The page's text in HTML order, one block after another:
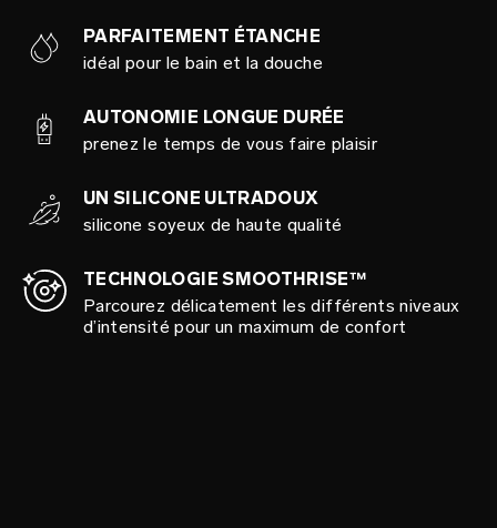
PARFAITEMENT ÉTANCHE
idéal pour le bain et la douche
AUTONOMIE LONGUE DURÉE
prenez le temps de vous faire plaisir
UN SILICONE ULTRADOUX
silicone soyeux de haute qualité
TECHNOLOGIE SMOOTHRISE™
Parcourez délicatement les différents niveaux
d’intensité pour un maximum de confort